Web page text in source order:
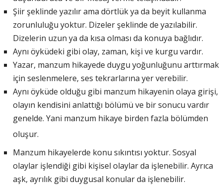
Şiir şeklinde yazılır ama dörtlük ya da beyit kullanma
zorunluluğu yoktur. Dizeler şeklinde de yazılabilir.
Dizelerin uzun ya da kısa olması da konuya bağlıdır.
Aynı öyküdeki gibi olay, zaman, kişi ve kurgu vardır.
Yazar, manzum hikayede duygu yoğunluğunu arttırmak
için seslenmelere, ses tekrarlarına yer verebilir.
Aynı öyküde olduğu gibi manzum hikayenin olaya girişi,
olayın kendisini anlattığı bölümü ve bir sonucu vardır
genelde. Yani manzum hikaye birden fazla bölümden
oluşur.
Manzum hikayelerde konu sıkıntısı yoktur. Sosyal
olaylar işlendiği gibi kişisel olaylar da işlenebilir. Ayrıca
aşk, ayrılık gibi duygusal konular da işlenebilir.